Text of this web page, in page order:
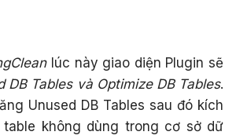
lúc này giao diện Plugin sẽ
DB Tables và Optimize DB Tables.
Unused DB Tables sau đó kích
table không dùng trong cơ sở dữ